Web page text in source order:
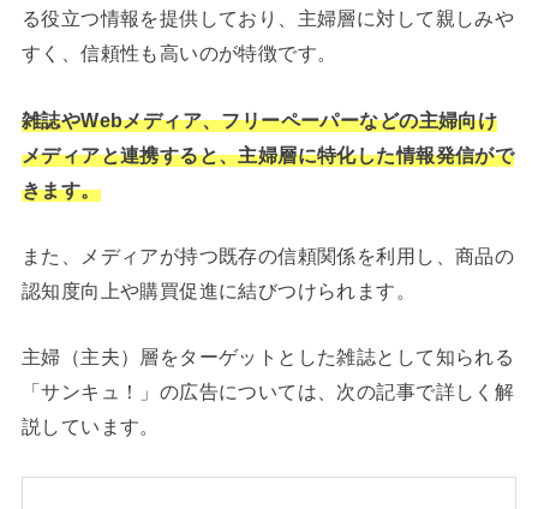
る役立つ情報を提供しており、主婦層に対して親しみや
すく、信頼性も高いのが特徴です。
雑誌やWebメディア、フリーペーパーなどの主婦向け
メディアと連携すると、主婦層に特化した情報発信がで
きます。
また、メディアが持つ既存の信頼関係を利用し、商品の
認知度向上や購買促進に結びつけられます。
主婦（主夫）層をターゲットとした雑誌として知られる
「サンキュ！」の広告については、次の記事で詳しく解
説しています。